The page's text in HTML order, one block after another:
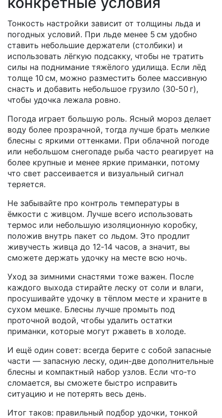
Тонкость настройки зависит от толщины льда и
погодных условий. При льде менее 5 см удобно
ставить небольшие держатели (столбики) и
использовать лёгкую подсакку, чтобы не тратить
силы на поднимание тяжёлого удилища. Если лёд
толще 10 см, можно разместить более массивную
снасть и добавить небольшое грузило (30‑50 г),
чтобы удочка лежала ровно.
Погода играет большую роль. Ясный мороз делает
воду более прозрачной, тогда лучше брать мелкие
блесны с яркими оттенками. При облачной погоде
или небольшом снегопаде рыба часто реагирует на
более крупные и менее яркие приманки, потому
что свет рассеивается и визуальный сигнал
теряется.
Не забывайте про контроль температуры в
ёмкости с живцом. Лучше всего использовать
термос или небольшую изоляционную коробку,
положив внутрь пакет со льдом. Это продлит
живучесть живца до 12‑14 часов, а значит, вы
сможете держать удочку на месте всю ночь.
Уход за зимними снастями тоже важен. После
каждого выхода стирайте леску от соли и влаги,
просушивайте удочку в тёплом месте и храните в
сухом мешке. Блесны лучше промыть под
проточной водой, чтобы удалить остатки
приманки, которые могут ржаветь в холоде.
И ещё один совет: всегда берите с собой запасные
части — запасную леску, один-две дополнительные
блесны и компактный набор узлов. Если что‑то
сломается, вы сможете быстро исправить
ситуацию и не потерять весь день.
Итог таков: правильный подбор удочки, тонкой